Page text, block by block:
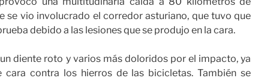
se vio involucrado el corredor asturiano, que tuvo que
debido a las lesiones que se produjo en la cara.
diente roto y varios más doloridos por el impacto, ya
cara contra los hierros de las bicicletas. También se